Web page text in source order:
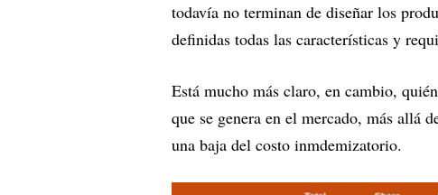
todavía no terminan de diseñar los
definidas todas las características y
Está mucho más claro, en cambio,
que se genera en el mercado, más allá
una baja del costo inmdemizatorio.